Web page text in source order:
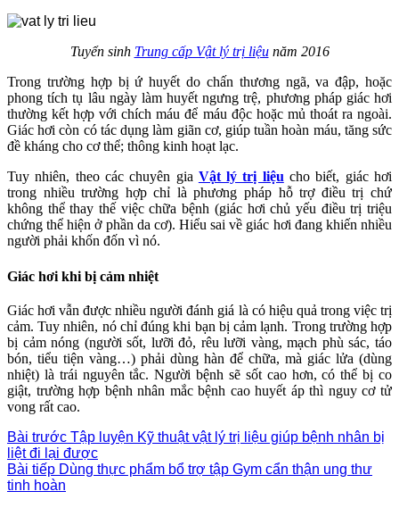
Tuyển sinh Trung cấp Vật lý trị liệunăm 2016
Trong trường hợp bị ứ huyết do chấn thương ngã, va đập, hoặc
phong tích tụ lâu ngày làm huyết ngưng trệ, phương pháp giác hơi
thường kết hợp với chích máu để máu độc hoặc mủ thoát ra ngoài.
Giác hơi còn có tác dụng làm giãn cơ, giúp tuần hoàn máu, tăng sức
đề kháng cho cơ thể; thông kinh hoạt lạc.
Tuy nhiên, theo các chuyên gia Vật lý trị liệu cho biết, giác hơi
trong nhiều trường hợp chỉ là phương pháp hỗ trợ điều trị chứ
không thể thay thế việc chữa bệnh (giác hơi chủ yếu điều trị triệu
chứng thể hiện ở phần da cơ). Hiểu sai về giác hơi đang khiến nhiều
người phải khốn đốn vì nó.
Giác hơi khi bị cảm nhiệt
Giác hơi vẫn được nhiều người đánh giá là có hiệu quả trong việc trị
cảm. Tuy nhiên, nó chỉ đúng khi bạn bị cảm lạnh. Trong trường hợp
bị cảm nóng (người sốt, lưỡi đỏ, rêu lưỡi vàng, mạch phù sác, táo
bón, tiểu tiện vàng…) phải dùng hàn để chữa, mà giác lửa (dùng
nhiệt) là trái nguyên tắc. Người bệnh sẽ sốt cao hơn, có thể bị co
giật, trường hợp bệnh nhân mắc bệnh cao huyết áp thì nguy cơ tử
vong rất cao.
Bài trước Tập luyện Kỹ thuật vật lý trị liệu giúp bệnh nhân bị
liệt đi lại được
Bài tiếp Dùng thực phẩm bổ trợ tập Gym cẩn thận ung thư
tinh hoàn